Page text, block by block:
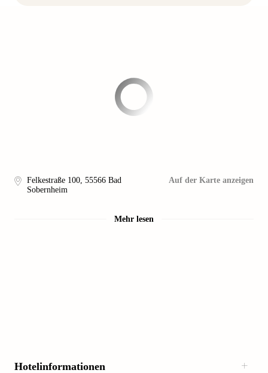
Felkestraße 100, 55566 Bad
Sobernheim
Auf der Karte anzeigen
Mehr lesen
Hotelinformationen